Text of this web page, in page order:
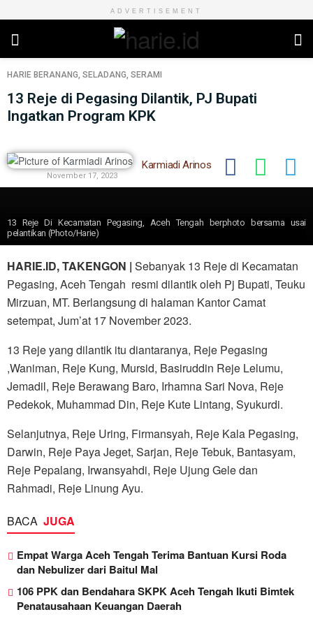
ADVERTISEMENT
HARIE BERANANG, SELADANG, SERAMI
13 Reje di Pegasing Dilantik, PJ Bupati
Ingatkan Program KPK
Karmiadi Arinos
November 17, 2023
13 Reje Di Kecamatan Pegasing, Aceh Tengah berphoto bersama usai
pelantikan (Photo/Harie)
HARIE.ID, TAKENGON | Sebanyak 13 Reje di Kecamatan
Pegasing, Aceh Tengah resmi dilantik oleh Pj Bupati, Teuku
Mirzuan, MT. Berlangsung di halaman Kantor Camat
setempat, Jum’at 17 November 2023.
13 Reje yang dilantik itu diantaranya, Reje Pegasing
,Waniman, Reje Kung, Mursid, Basiruddin Reje Lelumu,
Jemadil, Reje Berawang Baro, Irhamna Sari Nova, Reje
Pedekok, Muhammad Din, Reje Kute Lintang, Syukurdi.
Selanjutnya, Reje Uring, Firmansyah, Reje Kala Pegasing,
Darwin, Reje Paya Jeget, Sarjan, Reje Tebuk, Bantasyam,
Reje Pepalang, Irwansyahdi, Reje Ujung Gele dan
Rahmadi, Reje Linung Ayu.
BACA JUGA
Empat Warga Aceh Tengah Terima Bantuan Kursi Roda
dan Nebulizer dari Baitul Mal
106 PPK dan Bendahara SKPK Aceh Tengah Ikuti Bimtek
Penatausahaan Keuangan Daerah